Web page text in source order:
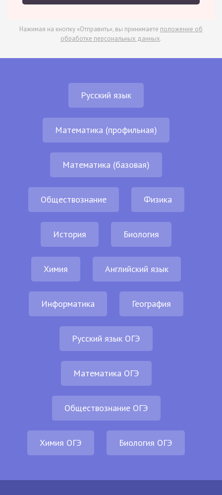
Нажимая на кнопку «Отправить», вы принимаете положение об
обработке персональных данных.
Русский язык
Математика (профильная)
Математика (базовая)
Обществознание Физика
История Биология
Химия Английский язык
Информатика География
Русский язык ОГЭ
Математика ОГЭ
Обществознание ОГЭ
Химия ОГЭ Биология ОГЭ